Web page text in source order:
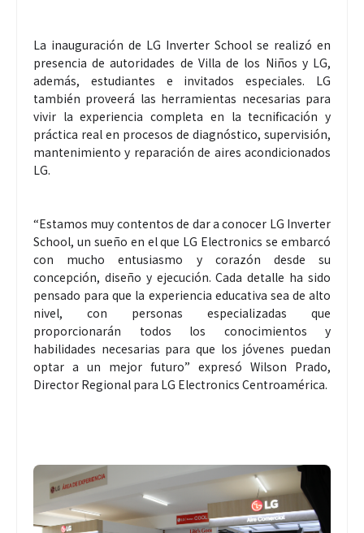
La inauguración de LG Inverter School se realizó en
presencia de autoridades de Villa de los Niños y LG,
además, estudiantes e invitados especiales. LG
también proveerá las herramientas necesarias para
vivir la experiencia completa en la tecnificación y
práctica real en procesos de diagnóstico, supervisión,
mantenimiento y reparación de aires acondicionados
LG.
“Estamos muy contentos de dar a conocer LG Inverter
School, un sueño en el que LG Electronics se embarcó
con mucho entusiasmo y corazón desde su
concepción, diseño y ejecución. Cada detalle ha sido
pensado para que la experiencia educativa sea de alto
nivel, con personas especializadas que
proporcionarán todos los conocimientos y
habilidades necesarias para que los jóvenes puedan
optar a un mejor futuro” expresó Wilson Prado,
Director Regional para LG Electronics Centroamérica.